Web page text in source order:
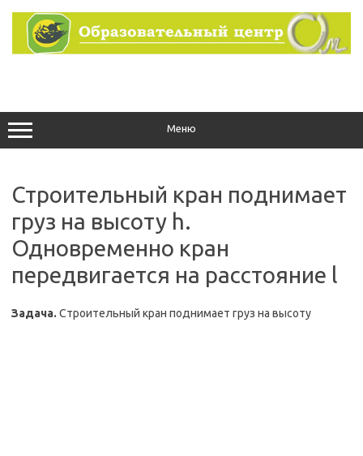
содержимому
Меню
Строительный кран поднимает
груз на высоту h.
Одновременно кран
передвигается на расстояние l
Задача. Строительный кран поднимает груз на высоту